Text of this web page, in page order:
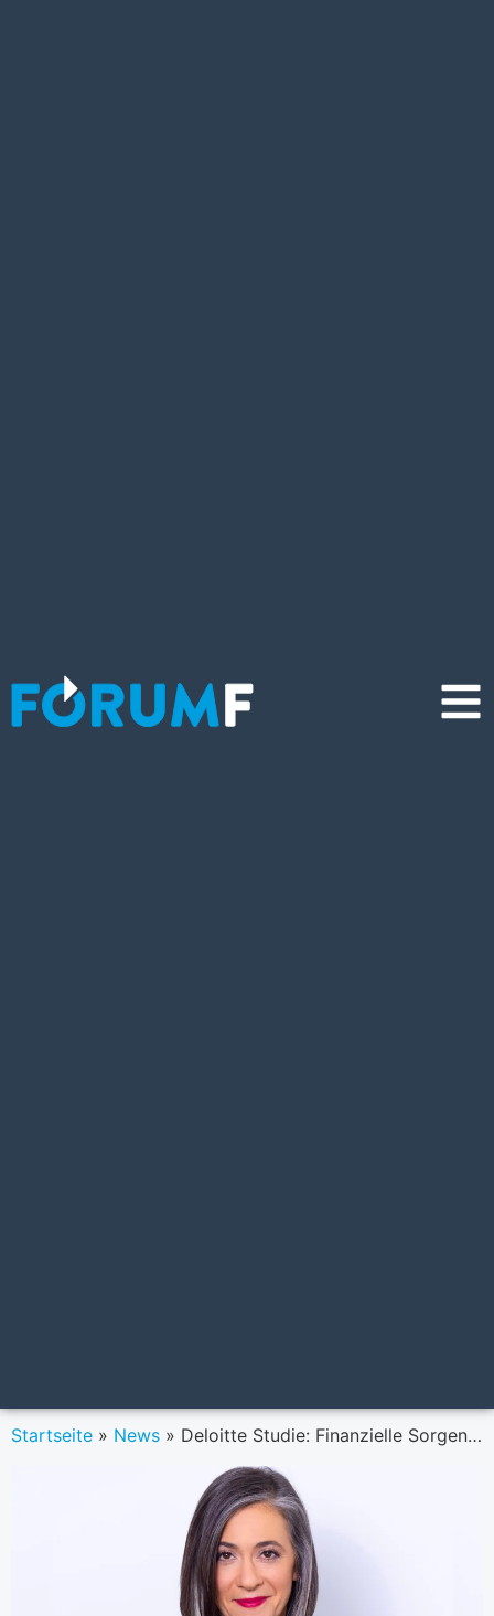
Startseite » News » Deloitte Studie: Finanzielle Sorgen prägen junge Generationen